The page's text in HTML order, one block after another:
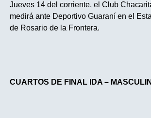
Jueves 14 del corriente, el Club
medirá ante Deportivo Guaraní en el
de Rosario de la Frontera.
CUARTOS DE FINAL IDA –